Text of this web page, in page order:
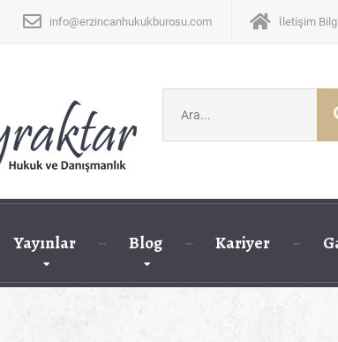
info@erzincanhukukburosu.com İletişim
ara:
Yayınlar Blog Kariyer